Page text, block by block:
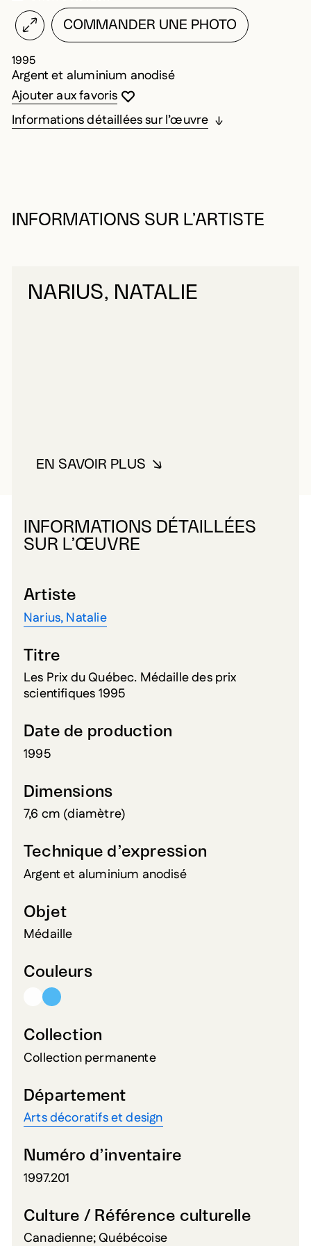
COMMANDER UNE PHOTO
1995
Argent et aluminium anodisé
Vous devez être connecté pour ajouter
Fermer la modale
Ouvrir la modale
Ajouter aux favoris
Informations détaillées sur l’œuvre
INFORMATIONS SUR L’ARTISTE
NARIUS, NATALIE
EN SAVOIR PLUSÀ PROPOS DE NARIUS, NATALIE
INFORMATIONS DÉTAILLÉES
SUR L’ŒUVRE
Artiste
Narius, Natalie
Titre
Les Prix du Québec. Médaille des prix
scientifiques 1995
Date de production
1995
Dimensions
7,6 cm (diamètre)
Technique d’expression
Argent et aluminium anodisé
Objet
Médaille
Couleurs
Collection
Collection permanente
Département
Arts décoratifs et design
Numéro d’inventaire
1997.201
Culture / Référence culturelle
Canadienne; Québécoise